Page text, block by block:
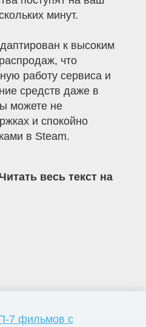
минут.
к высоким
что
работу сервиса и
средств даже в
можете не
и спокойно
в Steam.
Читать весь текст на
7 фильмов с